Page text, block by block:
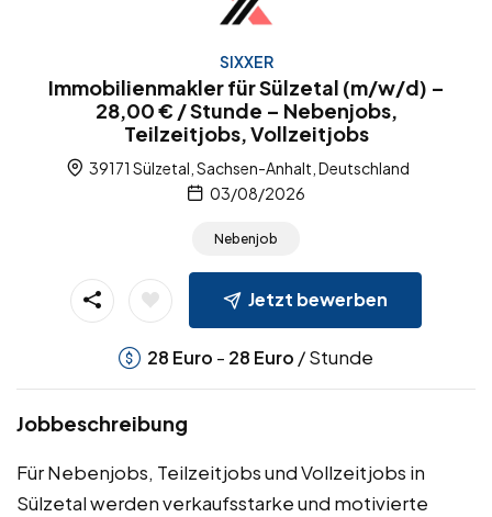
SIXXER
Immobilienmakler für Sülzetal (m/w/d) –
28,00 € / Stunde – Nebenjobs,
Teilzeitjobs, Vollzeitjobs
39171 Sülzetal, Sachsen-Anhalt, Deutschland
03/08/2026
Nebenjob
Jetzt bewerben
28 Euro - 28 Euro / Stunde
Jobbeschreibung
Für Nebenjobs, Teilzeitjobs und Vollzeitjobs in
Sülzetal werden verkaufsstarke und motivierte